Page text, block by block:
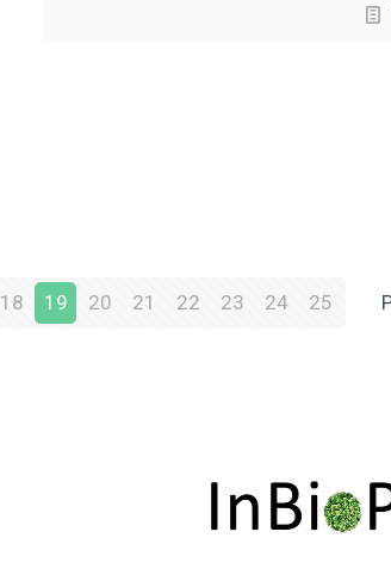
18 19 20 21 22 23 24 25